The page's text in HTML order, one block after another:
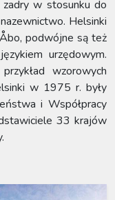
w stosunku do
Helsinki
podwójne są też
urzędowym.
wzorowych
w 1975 r. były
i Współpracy
33 krajów